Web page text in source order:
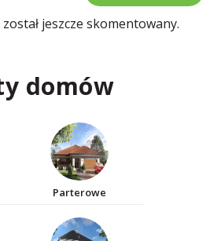
jeszcze skomentowany.
domów
Parterowe